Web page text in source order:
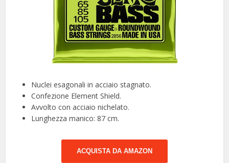
Nuclei esagonali in acciaio stagnato.
Confezione Element Shield.
Avvolto con acciaio nichelato.
Lunghezza manico: 87 cm.
ACQUISTA DA AMAZON